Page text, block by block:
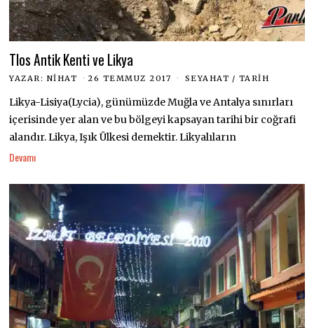
Tlos Antik Kenti ve Likya
YAZAR: NIHAT 26 TEMMUZ 2017 SEYAHAT / TARIH
Likya-Lisiya(Lycia), günümüzde Muğla ve Antalya sınırları
içerisinde yer alan ve bu bölgeyi kapsayan tarihi bir coğrafi
alandır. Likya, Işık Ülkesi demektir. Likyalıların
Devamı